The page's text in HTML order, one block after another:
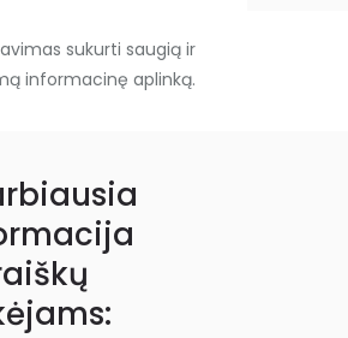
sukurti saugią ir
informacinę aplinką.